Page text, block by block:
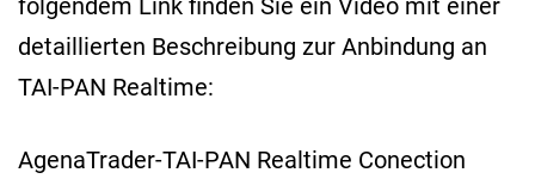
folgendem Link finden Sie ein Video mit einer
detaillierten Beschreibung zur Anbindung an
TAI-PAN Realtime:
AgenaTrader-TAI-PAN Realtime Conection